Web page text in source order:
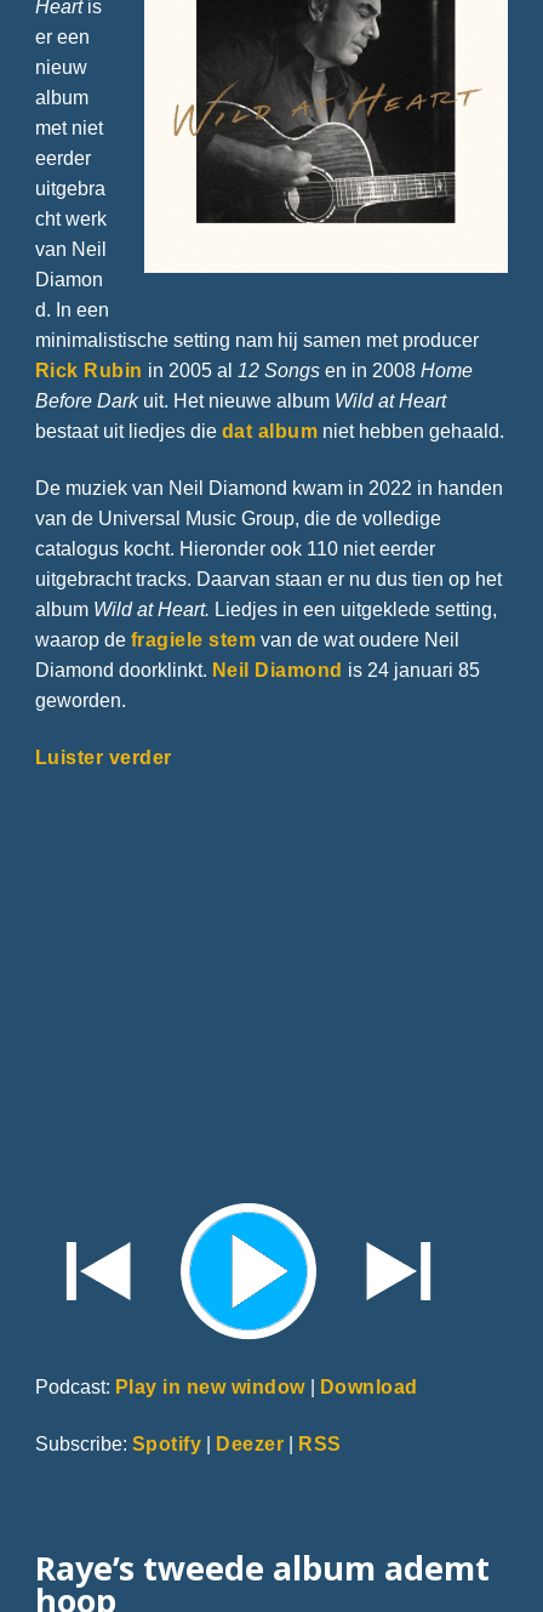
Heart is
er een
nieuw
album
met niet
eerder
uitgebra
cht werk
van Neil
Diamon
d. In een
minimalistische setting nam hij samen met producer
Rick Rubin in 2005 al 12 Songs en in 2008 Home
Before Dark uit. Het nieuwe album Wild at Heart
bestaat uit liedjes die dat album niet hebben gehaald.
De muziek van Neil Diamond kwam in 2022 in handen
van de Universal Music Group, die de volledige
catalogus kocht. Hieronder ook 110 niet eerder
uitgebracht tracks. Daarvan staan er nu dus tien op het
album Wild at Heart. Liedjes in een uitgeklede setting,
waarop de fragiele stem van de wat oudere Neil
Diamond doorklinkt. Neil Diamond is 24 januari 85
geworden.
Luister verder
Podcast: Play in new window| Download
Subscribe: Spotify | Deezer | RSS
Raye’s tweede album ademt
hoop